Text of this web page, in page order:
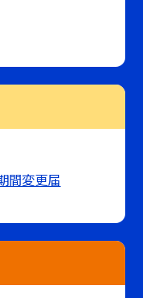
間変更届